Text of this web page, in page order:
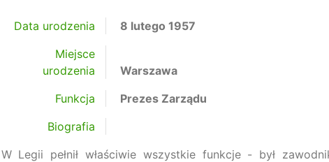
Data urodzenia
8 lutego 1957
Miejsce
urodzenia
Warszawa
Funkcja
Prezes Zarządu
Biografia
W Legii pełnił właściwie wszystkie funkcje - był